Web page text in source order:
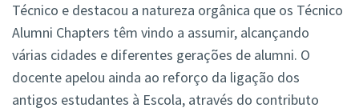
Técnico e destacou a natureza orgânica que os Técnico
Alumni Chapters têm vindo a assumir, alcançando
várias cidades e diferentes gerações de alumni. O
docente apelou ainda ao reforço da ligação dos
antigos estudantes à Escola, através do contributo